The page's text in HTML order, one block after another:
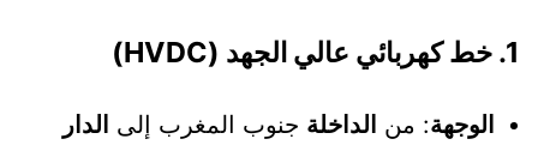
1. خط كهربائي عالي الجهد (HVDC)
الوجهة: من الداخلة جنوب المغرب إلى الدار